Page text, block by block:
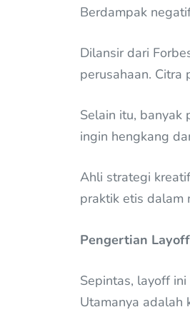
Berdampak
Dilansir dari
perusahaan. Citra
Selain itu, banyak
ingin hengkang
Ahli strategi
praktik etis dalam
Pengertian Layoff
Sepintas, layoff
Utamanya adalah